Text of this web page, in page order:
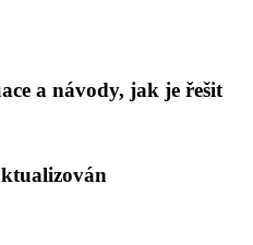
a návody, jak je řešit